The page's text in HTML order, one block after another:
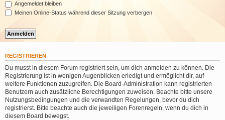
Angemeldet bleiben
Meinen Online-Status während dieser Sitzung verbergen
REGISTRIEREN
Du musst in diesem Forum registriert sein, um dich anmelden zu können. Die
Registrierung ist in wenigen Augenblicken erledigt und ermöglicht dir, auf
weitere Funktionen zuzugreifen. Die Board-Administration kann registrierten
Benutzern auch zusätzliche Berechtigungen zuweisen. Beachte bitte unsere
Nutzungsbedingungen und die verwandten Regelungen, bevor du dich
registrierst. Bitte beachte auch die jeweiligen Forenregeln, wenn du dich in
diesem Board bewegst.